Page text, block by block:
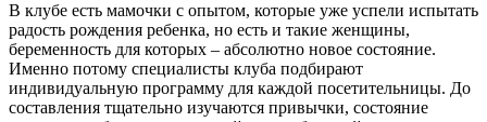
В клубе есть мамочки с опытом, которые уже успели испытать
радость рождения ребенка, но есть и такие женщины,
беременность для которых – абсолютно новое состояние.
Именно потому специалисты клуба подбирают
индивидуальную программу для каждой посетительницы. До
составления тщательно изучаются привычки, состояние